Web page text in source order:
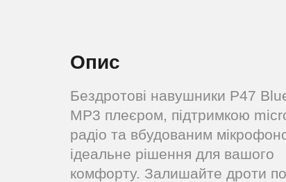
Опис
Бездротові навушники P47
MP3 плеєром, підтримкою
радіо та вбудованим
ідеальне рішення для вашого
комфорту. Залишайте дроти